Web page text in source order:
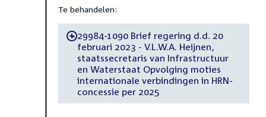
Te behandelen:
-29984-1090 Brief regering d.d. 20
februari 2023 - V.L.W.A. Heijnen,
staatssecretaris van Infrastructuur
en Waterstaat Opvolging moties
internationale verbindingen in HRN-
concessie per 2025